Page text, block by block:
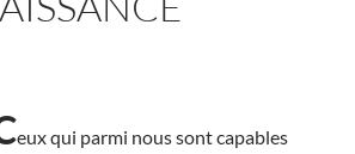
eux qui parmi nous sont capables